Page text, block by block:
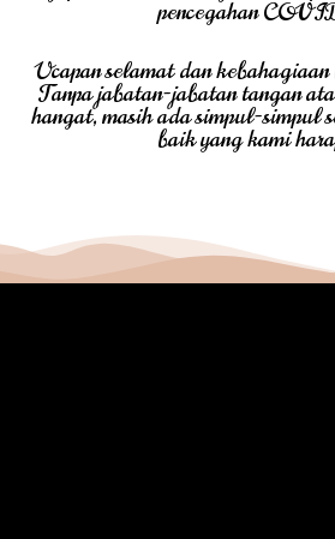
pencegahan
Ucapan selamat dan
Tanpa jabatan-jabatan tangan
hangat, masih ada simpul-simpul
baik yang kami